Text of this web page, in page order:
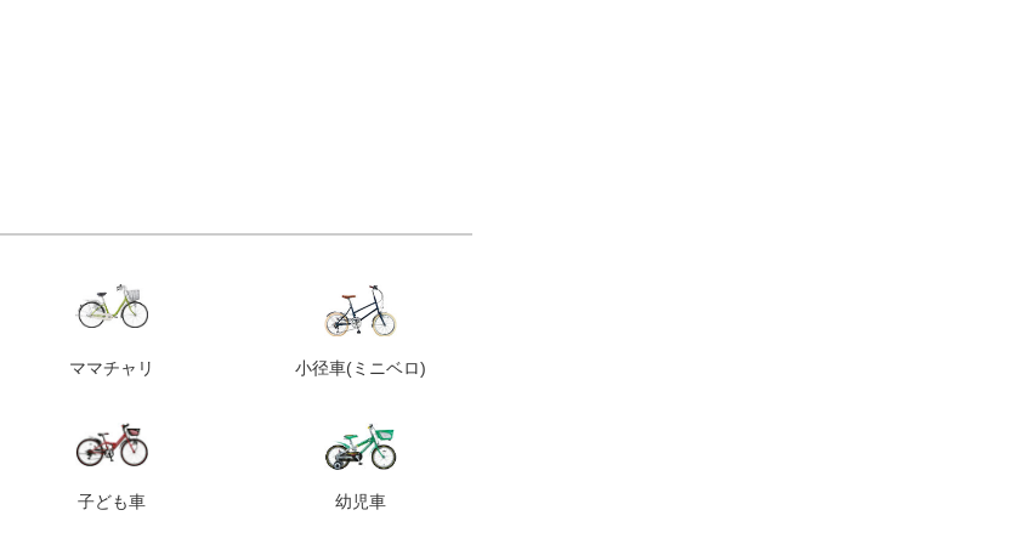
ママチャリ 小径車(ミニベロ)
子ども車 幼児車